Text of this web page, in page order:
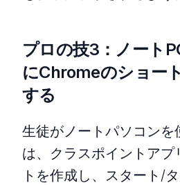
プロの技3：ノート
にChromeのショー
する
生徒がノートパソコンを
は、クラスポイントアプ
トを作成し、スタート/